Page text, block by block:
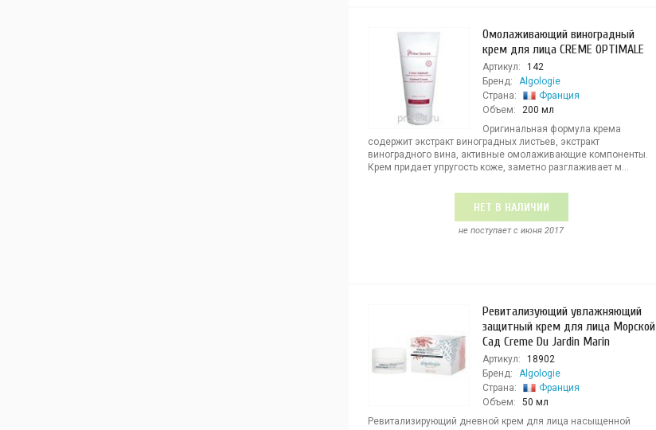
Омолаживающий виноградный
крем для лица CREME OPTIMALE
Артикул:
142
Бренд:
Algologie
Страна:
Франция
Объем:
200 мл
Оригинальная формула крема
содержит экстракт виноградных листьев, экстракт
виноградного вина, активные омолаживающие компоненты.
Крем придает упругость коже, заметно разглаживает м...
НЕТ В НАЛИЧИИ
не поступает c июня 2017
Ревитализующий увлажняющий
защитный крем для лица Морской
Сад Creme Du Jardin Marin
Артикул:
18902
Бренд:
Algologie
Страна:
Франция
Объем:
50 мл
Ревитализирующий дневной крем для лица насыщенной